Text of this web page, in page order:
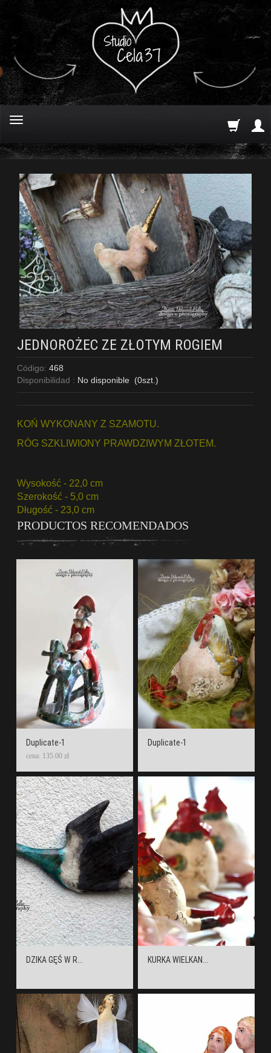
JEDNOROŻEC ZE ZŁOTYM ROGIEM
Código: 468
Disponibilidad : No disponible (0szt.)
KOŃ WYKONANY Z SZAMOTU.
RÓG SZKLIWIONY PRAWDZIWYM ZŁOTEM.
Wysokość - 22,0 cm
Szerokość - 5,0 cm
Długość - 23,0 cm
PRODUCTOS RECOMENDADOS
Duplicate-1
cena: 135.00 zł
Duplicate-1
DZIKA GĘŚ W R... KURKA WIELKAN...